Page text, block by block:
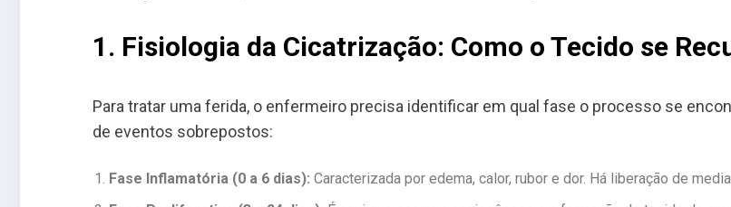
1. Fisiologia da Cicatrização: Como o Tecido se
Para tratar uma ferida, o enfermeiro precisa identificar em qual fase o processo se
de eventos sobrepostos:
Fase Inflamatória (0 a 6 dias): Caracterizada por edema, calor, rubor e dor. Há liberação de